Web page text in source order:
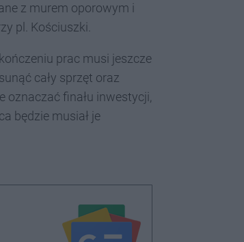
z murem oporowym i
pl. Kościuszki.
prac musi jeszcze
cały sprzęt oraz
oznaczać finału inwestycji,
będzie musiał je